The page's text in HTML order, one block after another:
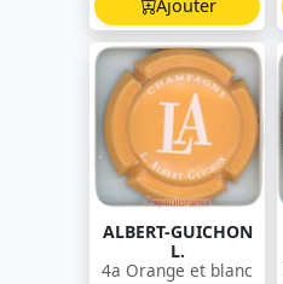
Ajouter
ALBERT-GUICHON
L.
4a Orange et blanc